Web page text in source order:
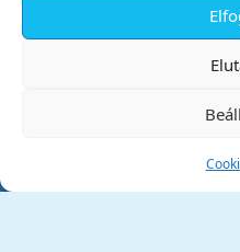
Tata Város